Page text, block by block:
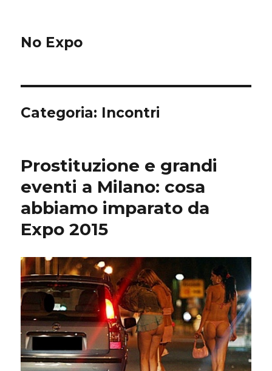
No Expo
Categoria: Incontri
Prostituzione e grandi
eventi a Milano: cosa
abbiamo imparato da
Expo 2015